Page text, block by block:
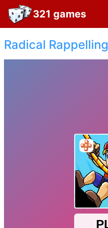
321 games
Radical Rappelling